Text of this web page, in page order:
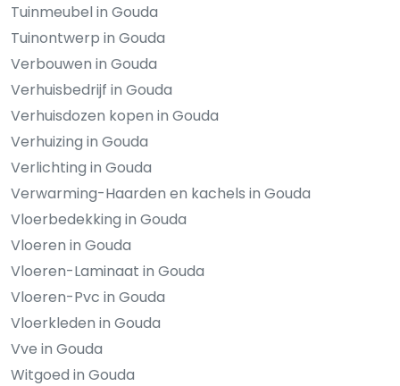
Tuinmeubel in Gouda
Tuinontwerp in Gouda
Verbouwen in Gouda
Verhuisbedrijf in Gouda
Verhuisdozen kopen in Gouda
Verhuizing in Gouda
Verlichting in Gouda
Verwarming-Haarden en kachels in Gouda
Vloerbedekking in Gouda
Vloeren in Gouda
Vloeren-Laminaat in Gouda
Vloeren-Pvc in Gouda
Vloerkleden in Gouda
Vve in Gouda
Witgoed in Gouda